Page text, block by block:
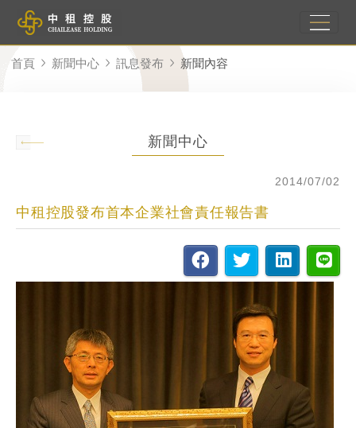
首頁 新聞中心 訊息發布 新聞內容
新聞中心
2014/07/02
中租控股發布首本企業社會責任報告書